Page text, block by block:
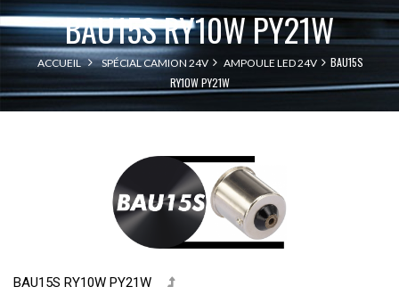
BAU15S RY10W PY21W
ACCUEIL SPÉCIAL CAMION 24V AMPOULE LED 24V
BAU15S
RY10W PY21W
BAU15S RY10W PY21W